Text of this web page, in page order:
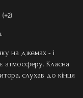
(+2)
на джемах - і
атмосферу. Класна
слухав до кінця